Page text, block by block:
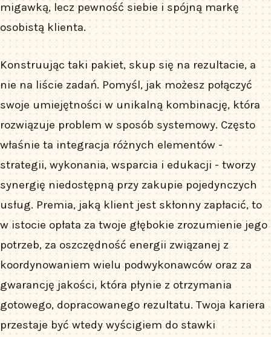
migawką, lecz pewność siebie i spójną markę
osobistą klienta.
Konstruując taki pakiet, skup się na rezultacie, a
nie na liście zadań. Pomyśl, jak możesz połączyć
swoje umiejętności w unikalną kombinację, która
rozwiązuje problem w sposób systemowy. Często
właśnie ta integracja różnych elementów -
strategii, wykonania, wsparcia i edukacji - tworzy
synergię niedostępną przy zakupie pojedynczych
usług. Premia, jaką klient jest skłonny zapłacić, to
w istocie opłata za twoje głębokie zrozumienie jego
potrzeb, za oszczędność energii związanej z
koordynowaniem wielu podwykonawców oraz za
gwarancję jakości, która płynie z otrzymania
gotowego, dopracowanego rezultatu. Twoja kariera
przestaje być wtedy wyścigiem do stawki